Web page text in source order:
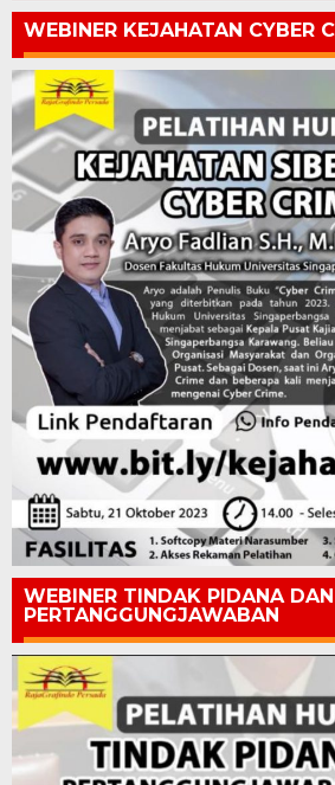
WEBINER KEJAHATAN CYBER
WEBINER TINDAK PIDANA DAN
PERTANGGUNGJAWABAN